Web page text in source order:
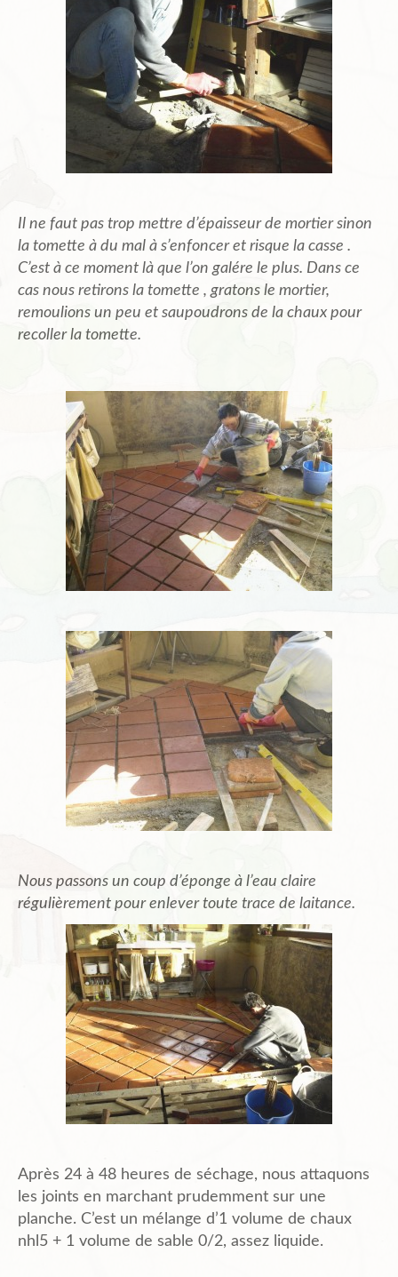
Il ne faut pas trop mettre d’épaisseur de mortier sinon
la tomette à du mal à s’enfoncer et risque la casse .
C’est à ce moment là que l’on galére le plus. Dans ce
cas nous retirons la tomette , gratons le mortier,
remoulions un peu et saupoudrons de la chaux pour
recoller la tomette.
Nous passons un coup d’éponge à l’eau claire
régulièrement pour enlever toute trace de laitance.
Après 24 à 48 heures de séchage, nous attaquons
les joints en marchant prudemment sur une
planche. C’est un mélange d’1 volume de chaux
nhl5 + 1 volume de sable 0/2, assez liquide.